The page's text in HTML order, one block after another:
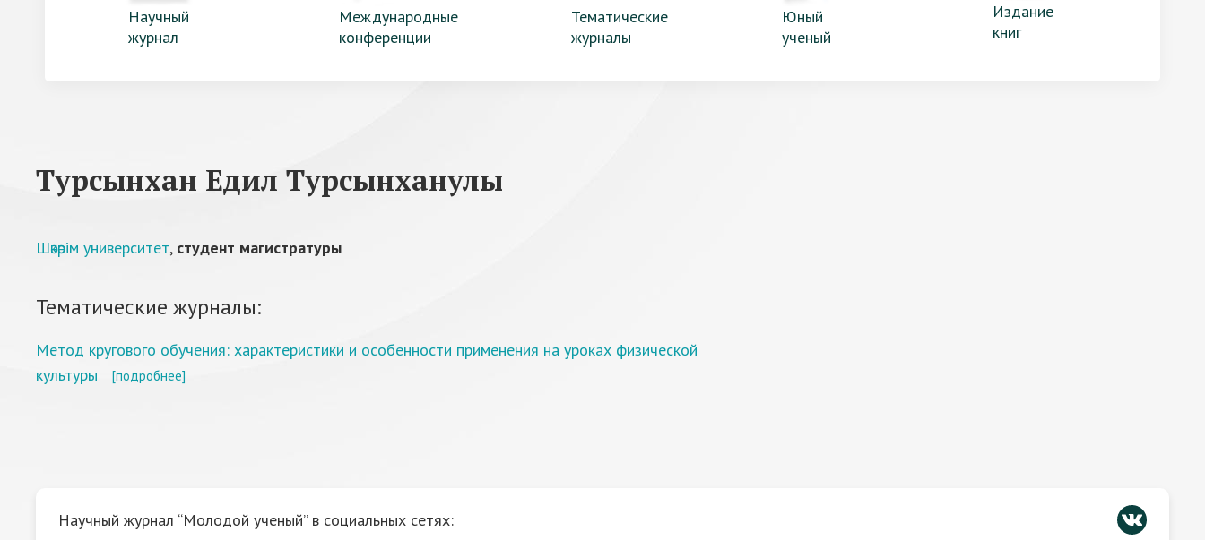
Научный
журнал
Международные
конференции
Тематические
журналы
Юный
ученый
Издание
книг
Турсынхан Едил Турсынханулы
Шәкәрім университет, студент магистратуры
Тематические журналы:
Метод кругового обучения: характеристики и особенности применения на уроках физической
культуры
[подробнее]
Научный журнал “Молодой ученый” в социальных сетях: